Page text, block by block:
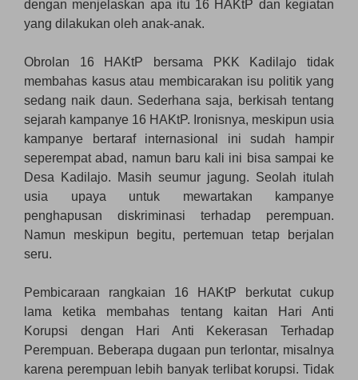
dengan menjelaskan apa itu 16 HAKtP dan kegiatan
yang dilakukan oleh anak-anak.
Obrolan 16 HAKtP bersama PKK Kadilajo tidak
membahas kasus atau membicarakan isu politik yang
sedang naik daun. Sederhana saja, berkisah tentang
sejarah kampanye 16 HAKtP. Ironisnya, meskipun usia
kampanye bertaraf internasional ini sudah hampir
seperempat abad, namun baru kali ini bisa sampai ke
Desa Kadilajo. Masih seumur jagung. Seolah itulah
usia upaya untuk mewartakan kampanye
penghapusan diskriminasi terhadap perempuan.
Namun meskipun begitu, pertemuan tetap berjalan
seru.
Pembicaraan rangkaian 16 HAKtP berkutat cukup
lama ketika membahas tentang kaitan Hari Anti
Korupsi dengan Hari Anti Kekerasan Terhadap
Perempuan. Beberapa dugaan pun terlontar, misalnya
karena perempuan lebih banyak terlibat korupsi. Tidak